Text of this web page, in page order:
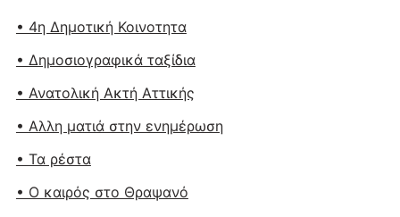
• 4η Δημοτική Κοινοτητα
• Δημοσιογραφικά ταξίδια
• Ανατολική Ακτή Αττικής
• Αλλη ματιά στην ενημέρωση
• Τα ρέστα
• Ο καιρός στο Θραψανό